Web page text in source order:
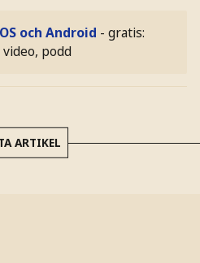
och Android - gratis:
podd
ARTIKEL